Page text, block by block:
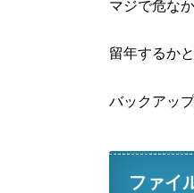
マジで危な
留年するかと
バックアッ
ファイ